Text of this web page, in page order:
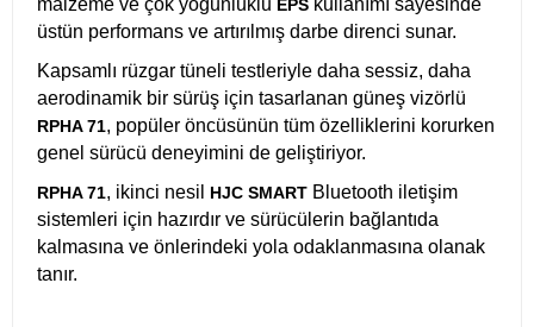
malzeme ve çok yoğunluklu EPS kullanımı sayesinde
üstün performans ve artırılmış darbe direnci sunar.
Kapsamlı rüzgar tüneli testleriyle daha sessiz, daha
aerodinamik bir sürüş için tasarlanan güneş vizörlü
RPHA 71, popüler öncüsünün tüm özelliklerini korurken
genel sürücü deneyimini de geliştiriyor.
RPHA 71, ikinci nesil HJC SMART Bluetooth iletişim
sistemleri için hazırdır ve sürücülerin bağlantıda
kalmasına ve önlerindeki yola odaklanmasına olanak
tanır.